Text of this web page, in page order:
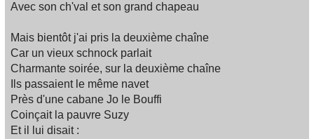
Avec son ch'val et son grand chapeau
Mais bientôt j'ai pris la deuxième chaîne
Car un vieux schnock parlait
Charmante soirée, sur la deuxième chaîne
Ils passaient le même navet
Près d'une cabane Jo le Bouffi
Coinçait la pauvre Suzy
Et il lui disait :